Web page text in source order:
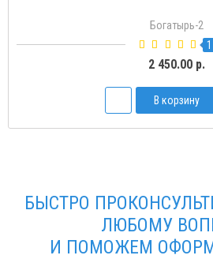
Богатырь-2
1
2 450.00 р.
В корзину
БЫСТРО
ЛЮБОМУ
И ПОМОЖЕМ